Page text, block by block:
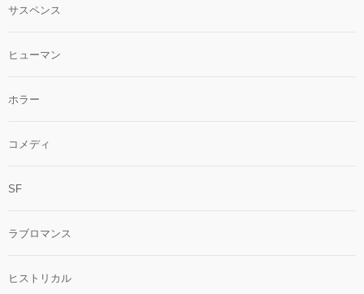
サスペンス
ヒューマン
ホラー
コメディ
SF
ラブロマンス
ヒストリカル